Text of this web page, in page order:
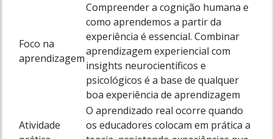
Foco na
aprendizagem
Compreender a cognição humana e
como aprendemos a partir da
experiência é essencial. Combinar
aprendizagem experiencial com
insights neurocientíficos e
psicológicos é a base de qualquer
boa experiência de aprendizagem
Atividade
O aprendizado real ocorre quando
os educadores colocam em prática a